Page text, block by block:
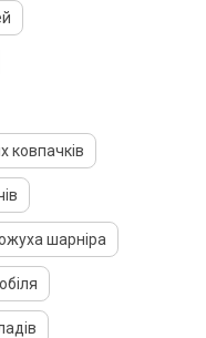
ковпачків
шарніра